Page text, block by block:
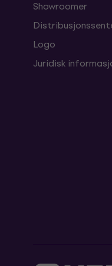
Showroomer
Logo
Juridisk